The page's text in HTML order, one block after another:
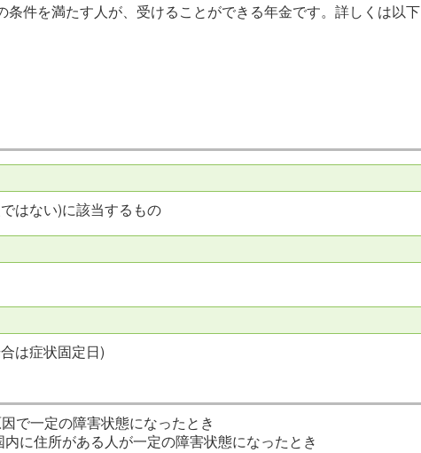
件を満たす人が、受けることができる年金です。詳しくは以下
はない)に該当するもの
は症状固定日)
で一定の障害状態になったとき
に住所がある人が一定の障害状態になったとき